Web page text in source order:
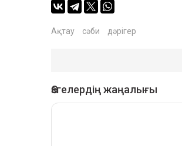
Ақтау сәби дәрігер